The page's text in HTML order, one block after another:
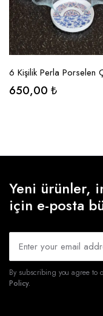
SEÇENEKLER
6 Kişilik Perla Porselen
650,00 ₺
Yeni ürünler,
için e-posta
By subscribing you agree to
Policy.